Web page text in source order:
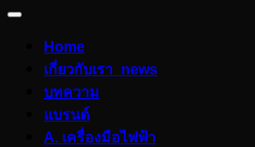
Home
เกี่ยวกับเรา_news
บทความ
แบรนด์
A. เครื่องมือไฟฟ้า